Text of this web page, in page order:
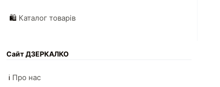
🛍️ Каталог товарів
Сайт ДЗЕРКАЛКО
ℹ️ Про нас